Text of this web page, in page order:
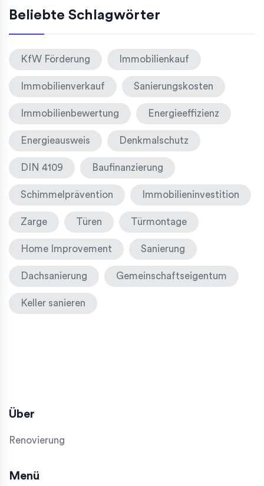
Beliebte Schlagwörter
KfW Förderung Immobilienkauf
Immobilienverkauf Sanierungskosten
Immobilienbewertung Energieeffizienz
Energieausweis Denkmalschutz
DIN 4109 Baufinanzierung
Schimmelprävention Immobilieninvestition
Zarge Türen Türmontage
Home Improvement Sanierung
Dachsanierung Gemeinschaftseigentum
Keller sanieren
Über
Renovierung
Menü